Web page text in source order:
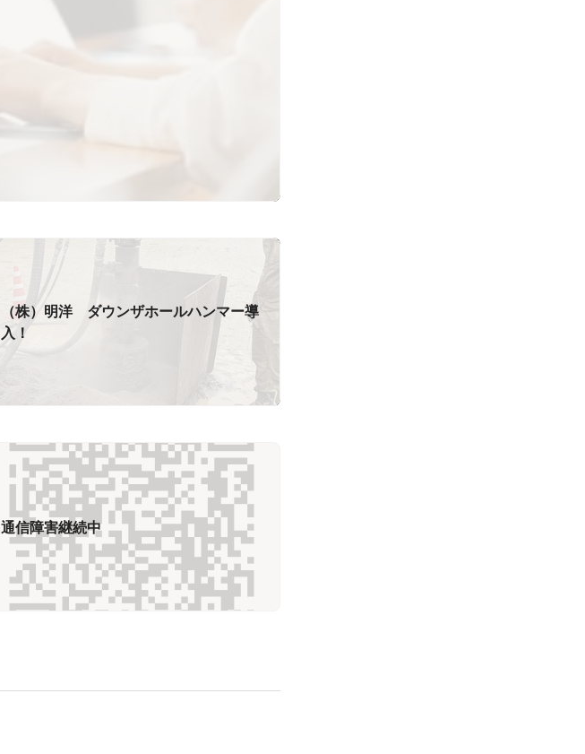
（株）明洋 ダウンザホールハンマー導
入！
通信障害継続中